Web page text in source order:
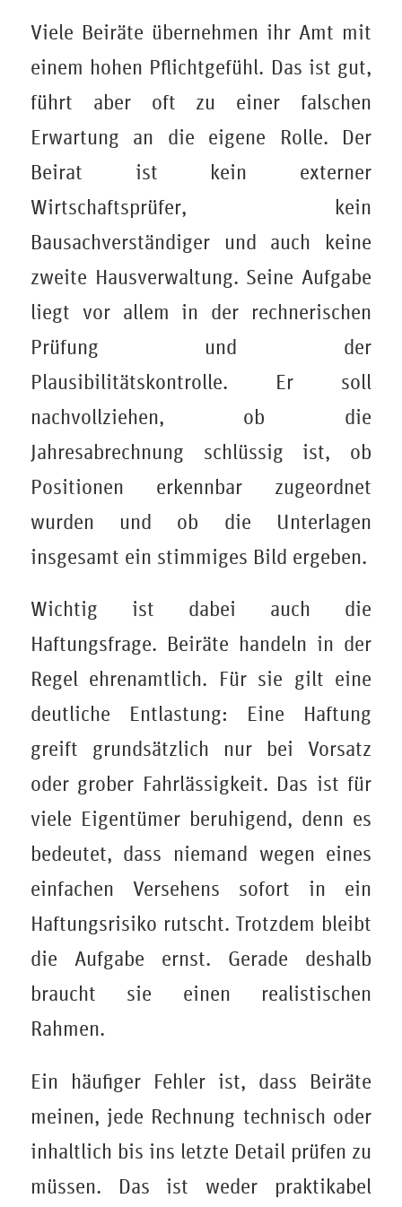
Viele Beiräte übernehmen ihr Amt mit
einem hohen Pflichtgefühl. Das ist gut,
führt aber oft zu einer falschen
Erwartung an die eigene Rolle. Der
Beirat ist kein externer
Wirtschaftsprüfer, kein
Bausachverständiger und auch keine
zweite Hausverwaltung. Seine Aufgabe
liegt vor allem in der rechnerischen
Prüfung und der
Plausibilitätskontrolle. Er soll
nachvollziehen, ob die
Jahresabrechnung schlüssig ist, ob
Positionen erkennbar zugeordnet
wurden und ob die Unterlagen
insgesamt ein stimmiges Bild ergeben.
Wichtig ist dabei auch die
Haftungsfrage. Beiräte handeln in der
Regel ehrenamtlich. Für sie gilt eine
deutliche Entlastung: Eine Haftung
greift grundsätzlich nur bei Vorsatz
oder grober Fahrlässigkeit. Das ist für
viele Eigentümer beruhigend, denn es
bedeutet, dass niemand wegen eines
einfachen Versehens sofort in ein
Haftungsrisiko rutscht. Trotzdem bleibt
die Aufgabe ernst. Gerade deshalb
braucht sie einen realistischen
Rahmen.
Ein häufiger Fehler ist, dass Beiräte
meinen, jede Rechnung technisch oder
inhaltlich bis ins letzte Detail prüfen zu
müssen. Das ist weder praktikabel